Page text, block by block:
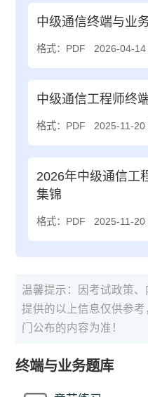
中级通信终端与业
格式：PDF 2026-04-14
中级通信工程师终
格式：PDF 2025-11-20
2026年中级通信工
集锦
格式：PDF 2025-11-20
温馨提示：因考试政策
提供的以上信息仅供参
门公布的内容为准！
终端与业务题库